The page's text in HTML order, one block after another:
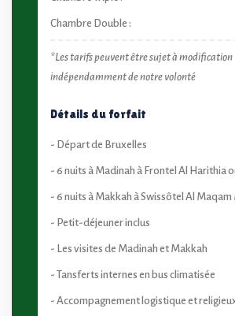
Chambre Double :
*Les tarifs peuvent être sujet à modification
indépendamment de notre volonté
Détails du forfait
- Départ de Bruxelles
- 6 nuits à Madinah à Frontel Al Harithia
- 6 nuits à Makkah à Swissôtel Al Maqam
- Petit-déjeuner inclus
- Les visites de Madinah et Makkah
- Tansferts internes en bus climatisée
- Accompagnement logistique et